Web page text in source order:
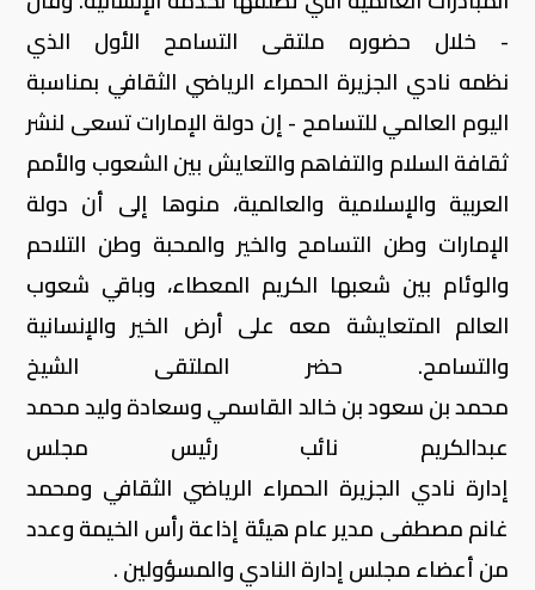
- خلال حضوره ملتقى التسامح الأول الذي
نظمه نادي الجزيرة الحمراء الرياضي الثقافي بمناسبة
اليوم العالمي للتسامح - إن دولة الإمارات تسعى لنشر
ثقافة السلام والتفاهم والتعايش بين الشعوب والأمم
العربية والإسلامية والعالمية، منوها إلى أن دولة
الإمارات وطن التسامح والخير والمحبة وطن التلاحم
والوئام بين شعبها الكريم المعطاء، وباقي شعوب
العالم المتعايشة معه على أرض الخير والإنسانية
والتسامح. حضر الملتقى الشيخ
محمد بن سعود بن خالد القاسمي وسعادة وليد محمد
عبدالكريم نائب رئيس مجلس
إدارة نادي الجزيرة الحمراء الرياضي الثقافي ومحمد
غانم مصطفى مدير عام هيئة إذاعة رأس الخيمة وعدد
من أعضاء مجلس إدارة النادي والمسؤولين .